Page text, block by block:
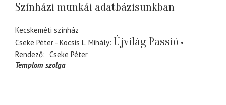
Színházi munkái adatbázisunkban
Kecskeméti színház
Cseke Péter - Kocsis L. Mihály Újvilág Passió
Rendező
Cseke Péter
Templom szolga